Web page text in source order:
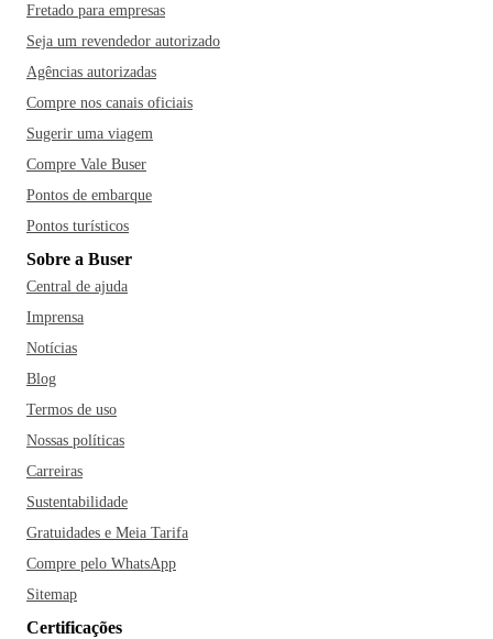
Fretado para empresas
Seja um revendedor autorizado
Agências autorizadas
Compre nos canais oficiais
Sugerir uma viagem
Compre Vale Buser
Pontos de embarque
Pontos turísticos
Sobre a Buser
Central de ajuda
Imprensa
Notícias
Blog
Termos de uso
Nossas políticas
Carreiras
Sustentabilidade
Gratuidades e Meia Tarifa
Compre pelo WhatsApp
Sitemap
Certificações